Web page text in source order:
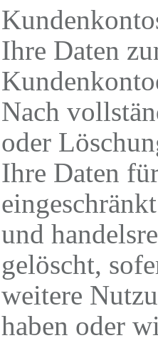
Ihre Daten
Nach
oder
Ihre Daten
und
gelöscht,
weitere
haben oder